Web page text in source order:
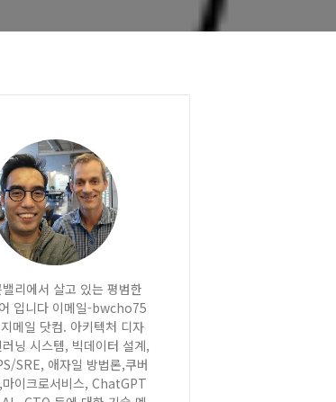
리에서 살고 있는 평범한
입니다 이메일-bwcho75
메일 닷컴. 아키텍처 디자
닝 시스템, 빅데이터 설계,
SRE, 애자일 방법론,쿠버
마이크로서비스, ChatGPT